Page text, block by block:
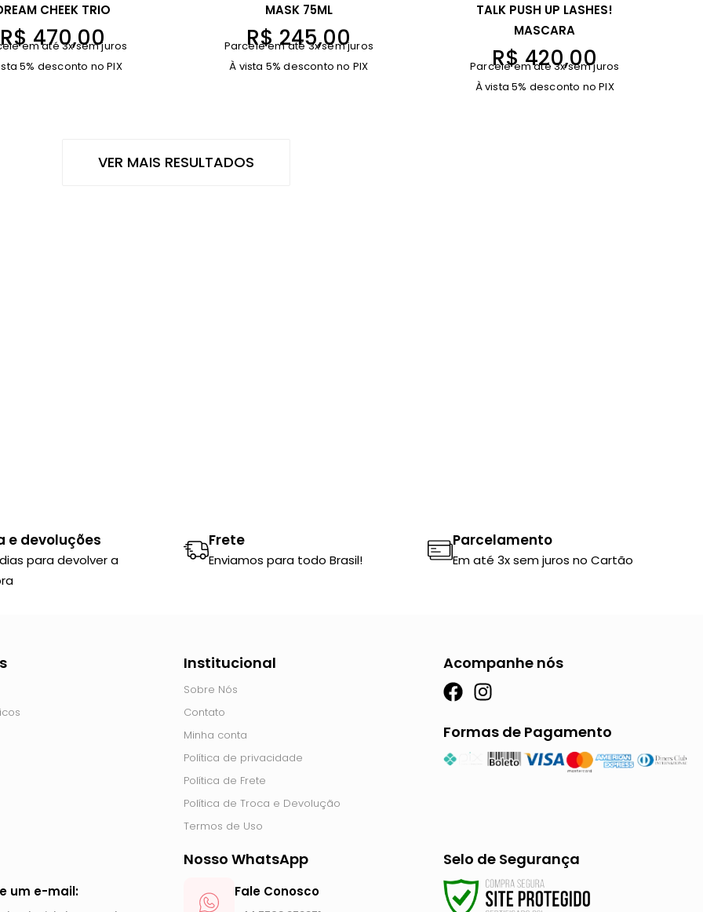
CHEEK TRIO
R$470,00
em até 3x sem juros
5% desconto no PIX
MASK 75ML
R$245,00
Parcele em até 3x sem juros
À vista 5% desconto no PIX
TALK PUSH UP LASHES!
MASCARA
R$420,00
Parcele em até 3x sem juros
À vista 5% desconto no PIX
VER MAIS RESULTADOS
e devoluções
para devolver a
Frete
Enviamos para todo Brasil!
Parcelamento
Em até 3x sem juros no Cartão
Institucional
Sobre Nós
Contato
Minha conta
Política de privacidade
Política de Frete
Política de Troca e Devolução
Termos de Uso
Acompanhe nós
F
c
e
b
I
s
t
a
Formas de Pagamento
um e-mail:
Nosso WhatsApp
Fale Conosco
Selo de Segurança